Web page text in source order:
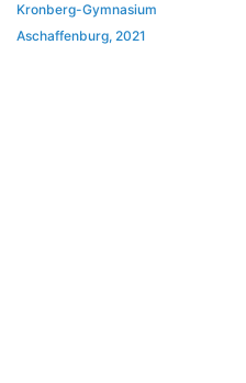
Kronberg-Gymnasium
Aschaffenburg, 2021